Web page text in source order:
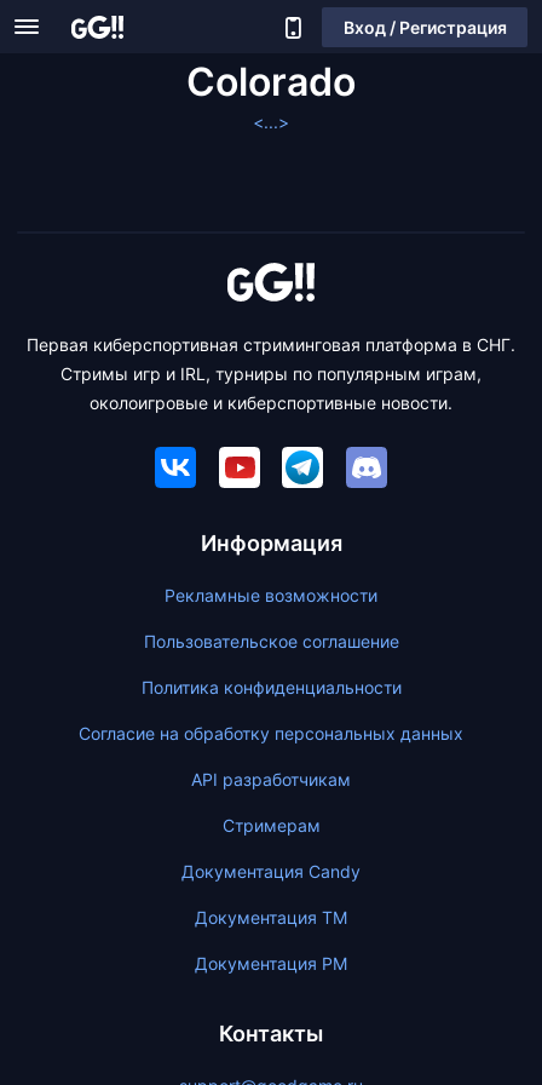
Вход / Регистрация
Colorado
<...>
Первая киберспортивная стриминговая платформа в СНГ.
Стримы игр и IRL, турниры по популярным играм,
околоигровые и киберспортивные новости.
Информация
Рекламные возможности
Пользовательское соглашение
Политика конфиденциальности
Согласие на обработку персональных данных
API разработчикам
Стримерам
Документация Candy
Документация ТМ
Документация PM
Контакты